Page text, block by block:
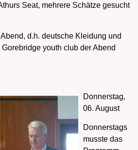
Seat, mehrere Schätze gesucht
d.h. deutsche Kleidung und
youth club der Abend
Donnerstag,
06. August
Donnerstags
musste das